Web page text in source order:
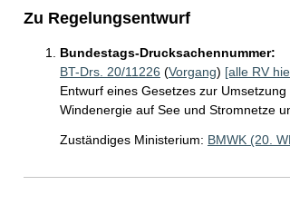
Zu Regelungsentwurf
Bundestags-Drucksachennummer:
BT-Drs. 20/11226 (Vorgang) [alle RV
Entwurf eines Gesetzes zur
Windenergie auf See und Stromnetze
Zuständiges Ministerium: BMWK (20.